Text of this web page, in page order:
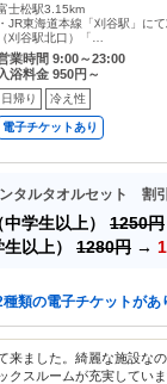
士松駅3.15km
・JR東海道本線「刈谷駅」に
（刈谷駅北口）「…
業時間 9:00～23:00
入浴料金 950円～
日帰り 冷え性
電子チケットあり
タルタオルセット 割
中学生以上） 1250円
以上） 1280円 →
類の電子チケットがあ
来ました。綺麗な施設な
クスルームが充実してい